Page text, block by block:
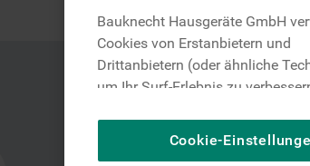
Bauknecht Hausgeräte GmbH
Cookies von Erstanbietern und
Drittanbietern (oder ähnliche
um Ihr Surf-Erlebnis zu
um die redaktionellen Inhalte der
Cookie-